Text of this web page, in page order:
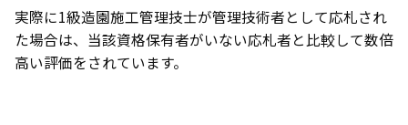
実際に1級造園施工管理技士が管理技術者として応札され
た場合は、当該資格保有者がいない応札者と比較して数倍
高い評価をされています。